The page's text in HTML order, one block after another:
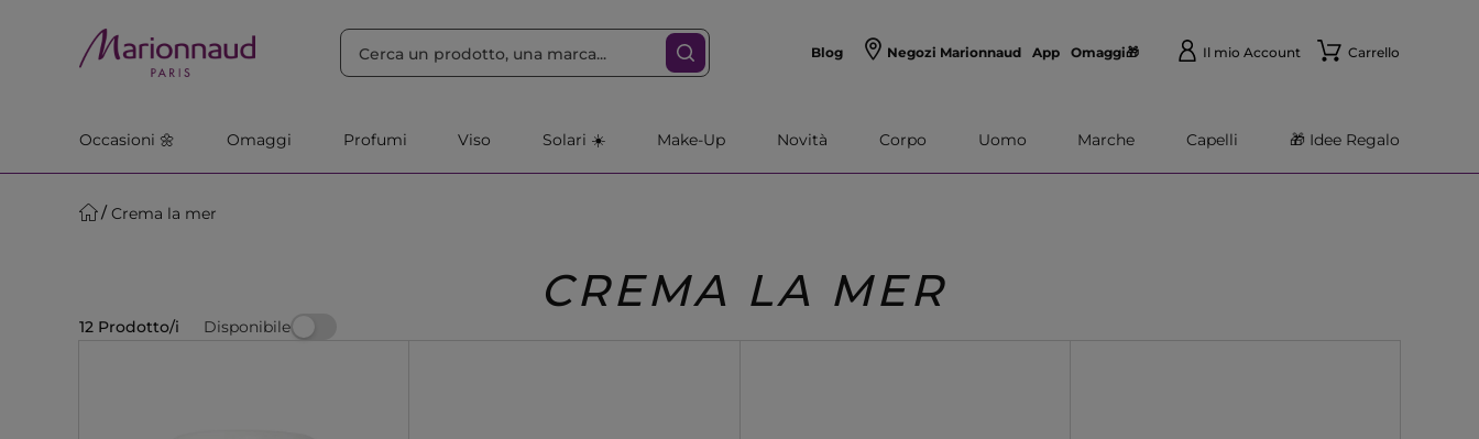
Blog Negozi Marionnaud App Omaggi🎁 Il mio Account Carrello
Occasioni 🌼 Omaggi Profumi Viso Solari ☀️ Make-Up Novità Corpo Uomo Marche Capelli 🎁 Idee Regalo
Crema la mer
CREMA LA MER
12 Prodotto/i Disponibile